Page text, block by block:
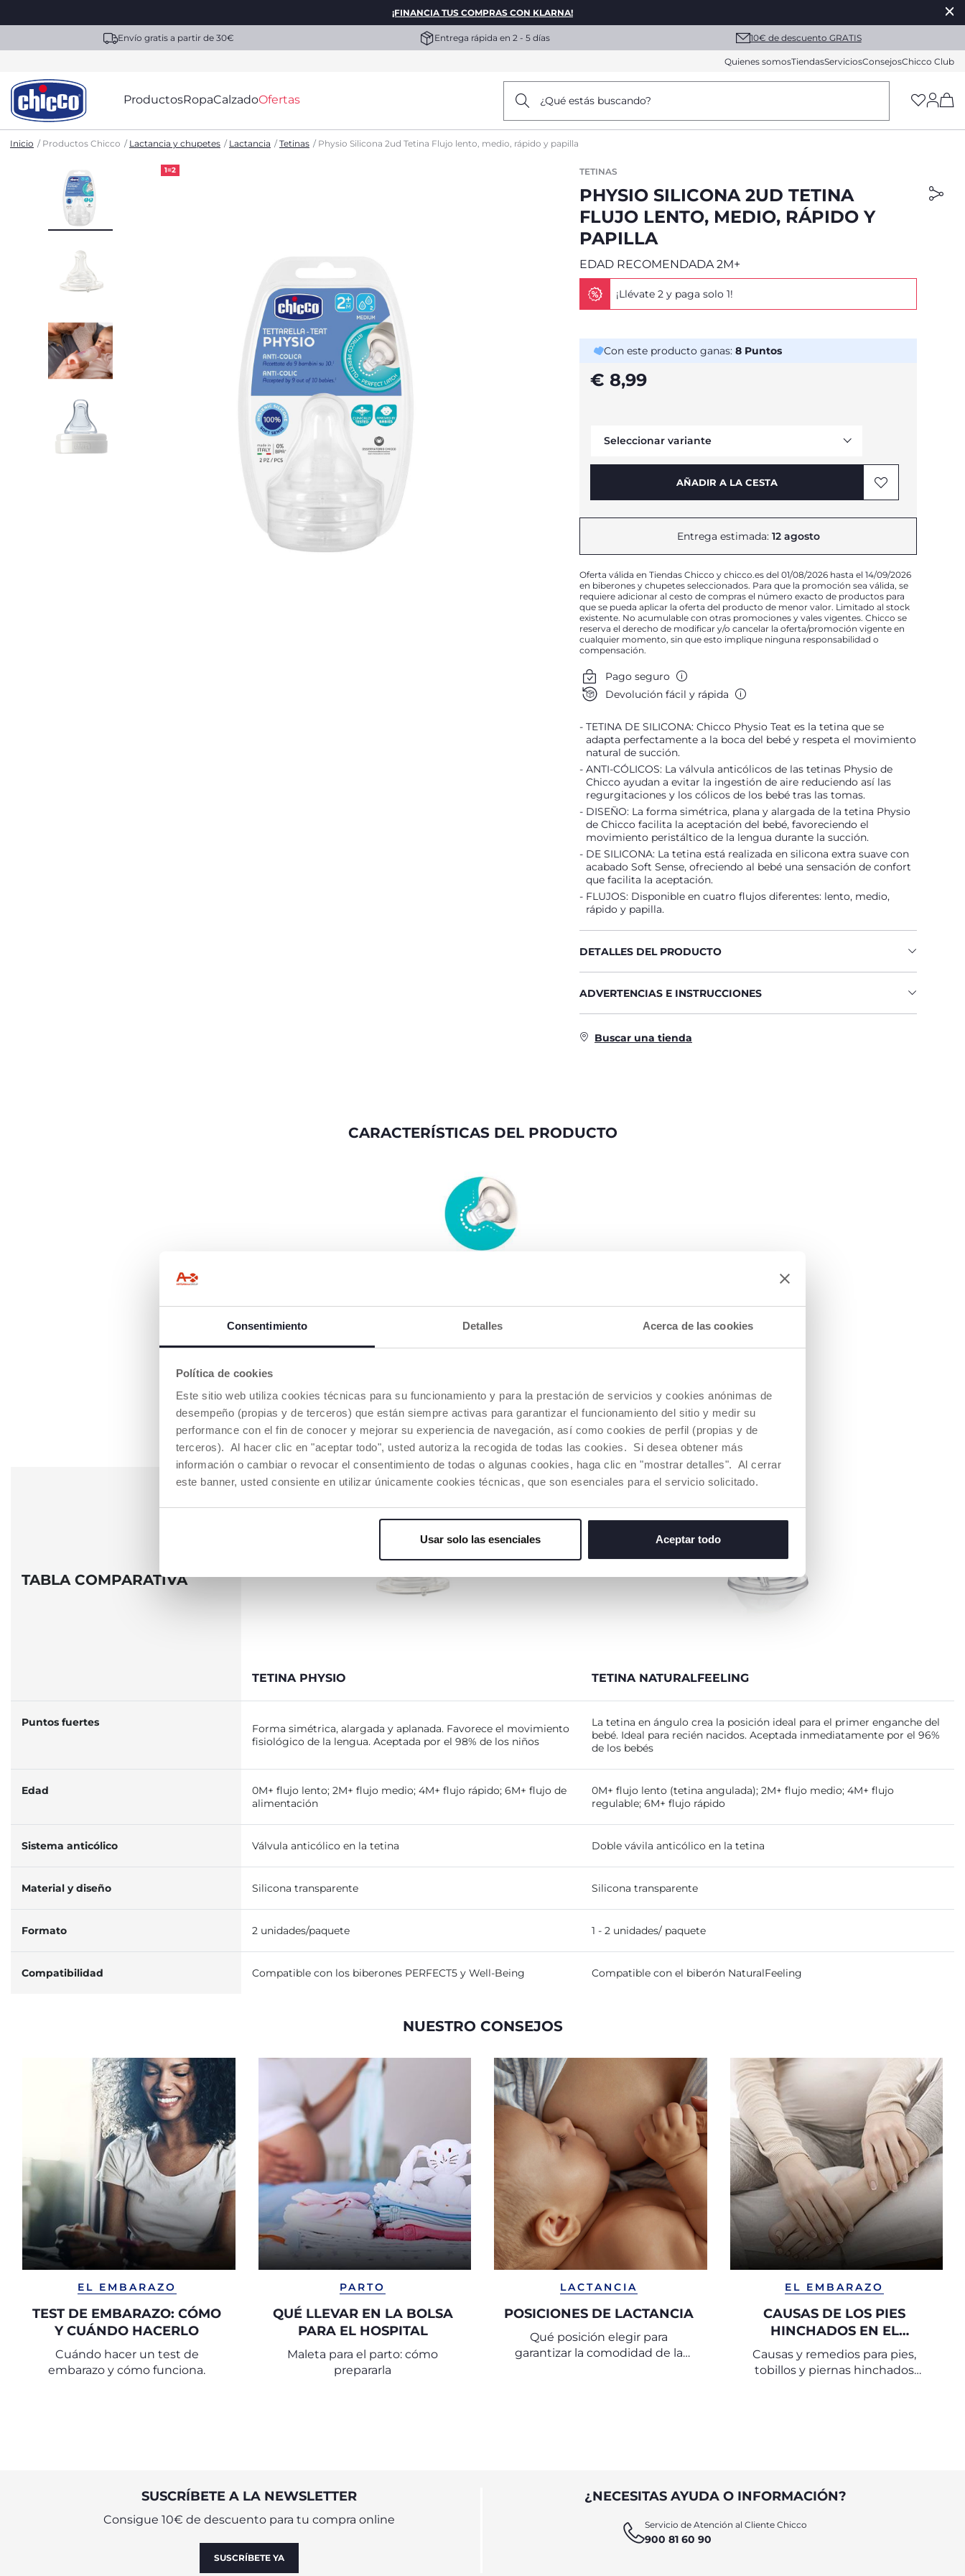
Consentimiento Detalles Acerca de las cookies
Política de cookies
Este sitio web utiliza cookies técnicas para su funcionamiento y para la prestación de servicios y cookies anónimas de
desempeño (propias y de terceros) que están siempre activas para garantizar el funcionamiento del sitio y medir su
performance con el fin de conocer y mejorar su experiencia de navegación, así como cookies de perfil (propias y de
terceros). Al hacer clic en "aceptar todo", usted autoriza la recogida de todas las cookies. Si desea obtener más
información o cambiar o revocar el consentimiento de todas o algunas cookies, haga clic en "mostrar detalles". Al cerrar
este banner, usted consiente en utilizar únicamente cookies técnicas, que son esenciales para el servicio solicitado.
Usar solo las esenciales Aceptar todo
¡FINANCIA TUS COMPRAS CON KLARNA!
Envío gratis a partir de 30€ Entrega rápida en 2 - 5 días 10€ de descuento GRATIS
Quienes somosTiendasServiciosConsejosChicco Club
ProductosRopaCalzadoOfertas ¿Qué estás buscando?
Inicio Productos Chicco Lactancia y chupetes Lactancia Tetinas Physio Silicona 2ud Tetina Flujo lento, medio, rápido y papilla
1=2 TETINAS
PHYSIO SILICONA 2UD TETINA
FLUJO LENTO, MEDIO, RÁPIDO Y
PAPILLA
EDAD RECOMENDADA 2M+
¡Llévate 2 y paga solo 1!
Con este producto ganas: 8 Puntos
€ 8,99
Seleccionar variante
AÑADIR A LA CESTA
Entrega estimada: 12 agosto
Oferta válida en Tiendas Chicco y chicco.es del 01/08/2026 hasta el 14/09/2026
en biberones y chupetes seleccionados. Para que la promoción sea válida, se
requiere adicionar al cesto de compras el número exacto de productos para
que se pueda aplicar la oferta del producto de menor valor. Limitado al stock
existente. No acumulable con otras promociones y vales vigentes. Chicco se
reserva el derecho de modificar y/o cancelar la oferta/promoción vigente en
cualquier momento, sin que esto implique ninguna responsabilidad o
compensación.
Pago seguro
Devolución fácil y rápida
TETINA DE SILICONA: Chicco Physio Teat es la tetina que se
adapta perfectamente a la boca del bebé y respeta el movimiento
natural de succión.
ANTI-CÓLICOS: La válvula anticólicos de las tetinas Physio de
Chicco ayudan a evitar la ingestión de aire reduciendo así las
regurgitaciones y los cólicos de los bebé tras las tomas.
DISEÑO: La forma simétrica, plana y alargada de la tetina Physio
de Chicco facilita la aceptación del bebé, favoreciendo el
movimiento peristáltico de la lengua durante la succión.
DE SILICONA: La tetina está realizada en silicona extra suave con
acabado Soft Sense, ofreciendo al bebé una sensación de confort
que facilita la aceptación.
FLUJOS: Disponible en cuatro flujos diferentes: lento, medio,
rápido y papilla.
DETALLES DEL PRODUCTO
ADVERTENCIAS E INSTRUCCIONES
Buscar una tienda
CARACTERÍSTICAS DEL PRODUCTO
simétrica, plana y alargada
movimiento peristáltico de la
desarrollo del bebé. *Prueba
de consumo en 450 bebés en
Italia, 2019.
TABLA COMPARATIVA
TETINA PHYSIO TETINA NATURALFEELING
Puntos fuertes
Forma simétrica, alargada y aplanada. Favorece el movimiento
fisiológico de la lengua. Aceptada por el 98% de los niños
La tetina en ángulo crea la posición ideal para el primer enganche del
bebé. Ideal para recién nacidos. Aceptada inmediatamente por el 96%
de los bebés
Edad
0M+ flujo lento; 2M+ flujo medio; 4M+ flujo rápido; 6M+ flujo de
alimentación
0M+ flujo lento (tetina angulada); 2M+ flujo medio; 4M+ flujo
regulable; 6M+ flujo rápido
Sistema anticólico Válvula anticólico en la tetina Doble vávila anticólico en la tetina
Material y diseño Silicona transparente Silicona transparente
Formato 2 unidades/paquete 1 - 2 unidades/ paquete
Compatibilidad Compatible con los biberones PERFECT5 y Well-Being Compatible con el biberón NaturalFeeling
NUESTRO CONSEJOS
EL EMBARAZO
TEST DE EMBARAZO: CÓMO
Y CUÁNDO HACERLO
Cuándo hacer un test de
embarazo y cómo funciona.
PARTO
QUÉ LLEVAR EN LA BOLSA
PARA EL HOSPITAL
Maleta para el parto: cómo
prepararla
LACTANCIA
POSICIONES DE LACTANCIA
Qué posición elegir para
garantizar la comodidad de la
EL EMBARAZO
CAUSAS DE LOS PIES
HINCHADOS EN EL
EMBARAZO Y CÓMO
REMEDIARLO
Causas y remedios para pies,
tobillos y piernas hinchados
SUSCRÍBETE A LA NEWSLETTER
Consigue 10€ de descuento para tu compra online
SUSCRÍBETE YA
¿NECESITAS AYUDA O INFORMACIÓN?
Servicio de Atención al Cliente Chicco
900 81 60 90